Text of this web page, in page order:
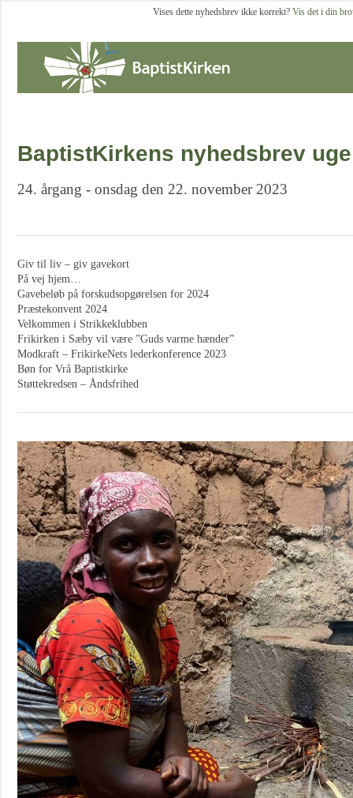
Vises dette nyhedsbrev ikke korrekt? Vis det i din
BaptistKirkens nyhedsbrev
24. årgang - onsdag den 22. november 2023
Giv til liv – giv gavekort
På vej hjem…
Gavebeløb på forskudsopgørelsen for 2024
Præstekonvent 2024
Velkommen i Strikkeklubben
Frikirken i Sæby vil være ”Guds varme hænder”
Modkraft – FrikirkeNets lederkonference 2023
Bøn for Vrå Baptistkirke
Støttekredsen – Åndsfrihed